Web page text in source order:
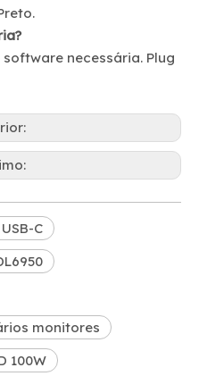
necessária. Plug
C
monitores
100W